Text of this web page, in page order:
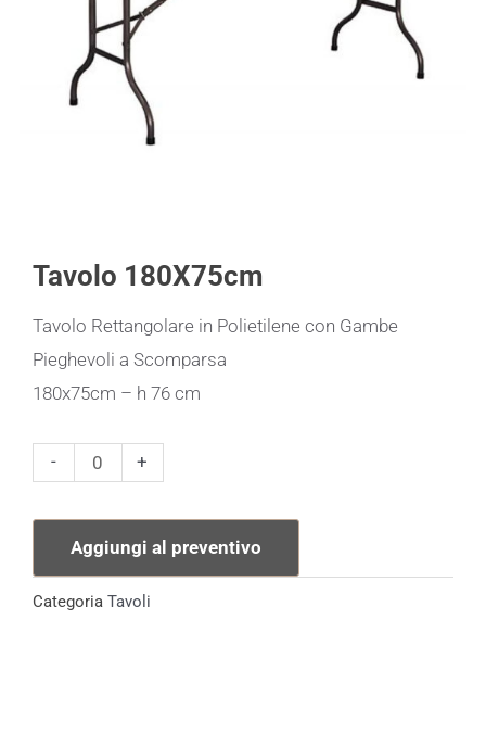
Tavolo 180X75cm
Tavolo Rettangolare in Polietilene con Gambe
Pieghevoli a Scomparsa
180x75cm – h 76 cm
-
Tavolo
quantità
+
Aggiungi al preventivo
Categoria Tavoli